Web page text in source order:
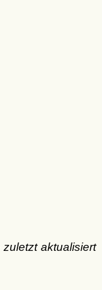
zuletzt aktualisiert